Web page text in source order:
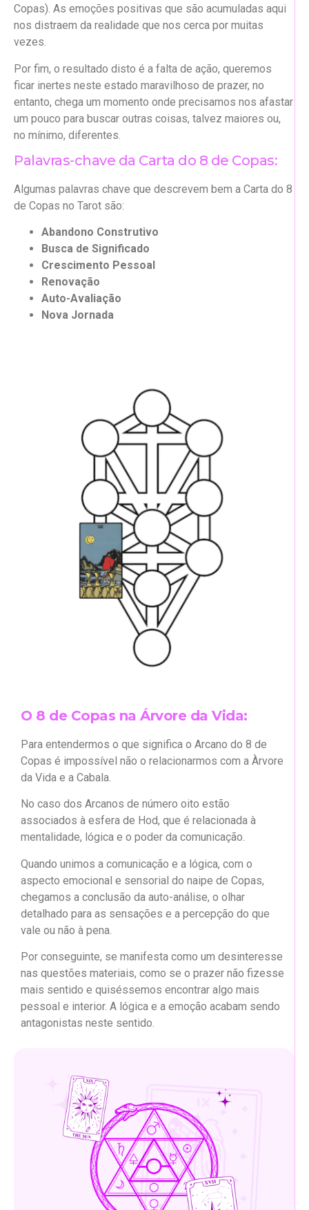
Copas). As emoções positivas que são acumuladas aqui
nos distraem da realidade que nos cerca por muitas
vezes.
Por fim, o resultado disto é a falta de ação, queremos
ficar inertes neste estado maravilhoso de prazer, no
entanto, chega um momento onde precisamos nos afastar
um pouco para buscar outras coisas, talvez maiores ou,
no mínimo, diferentes.
Palavras-chave da Carta do 8 de Copas:
Algumas palavras chave que descrevem bem a Carta do 8
de Copas no Tarot são:
Abandono Construtivo
Busca de Significado
Crescimento Pessoal
Renovação
Auto-Avaliação
Nova Jornada
O 8 de Copas na Árvore da Vida:
Para entendermos o que significa o Arcano do 8 de
Copas é impossível não o relacionarmos com a Àrvore
da Vida e a Cabala.
No caso dos Arcanos de número oito estão
associados à esfera de Hod, que é relacionada à
mentalidade, lógica e o poder da comunicação.
Quando unimos a comunicação e a lógica, com o
aspecto emocional e sensorial do naipe de Copas,
chegamos a conclusão da auto-análise, o olhar
detalhado para as sensações e a percepção do que
vale ou não à pena.
Por conseguinte, se manifesta como um desinteresse
nas questões materiais, como se o prazer não fizesse
mais sentido e quiséssemos encontrar algo mais
pessoal e interior. A lógica e a emoção acabam sendo
antagonistas neste sentido.